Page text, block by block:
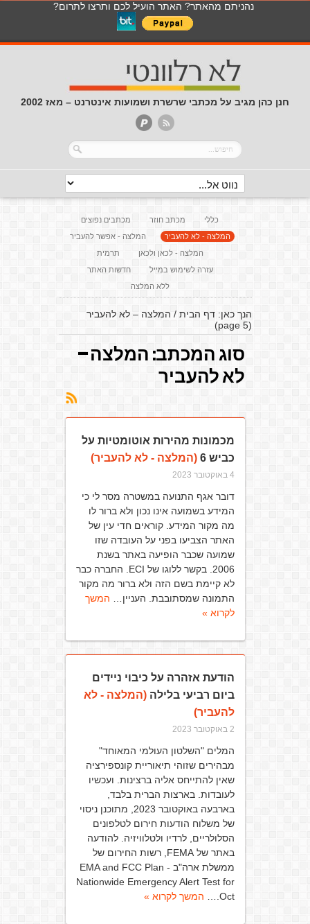
נהניתם מהאתר? האתר הועיל לכם ותרצו לתרום?
חנן כהן מגיב על מכתבי שרשרת ושמועות אינטרנט – מאז 2002
כללי מכתב חוזר
מכתבים נפוצים
המלצה - לא להעביר
המלצה - אפשר להעביר
המלצה - לכאן ולכאן
תרמית
עזרה לשימוש במייל
חדשות האתר
ללא המלצה
הנך כאן:דף הבית / המלצה – לא להעביר
(page 5)
סוג המכתב: המלצה –
לא להעביר
מכמונות מהירות אוטומטיות על
כביש 6
(המלצה - לא להעביר)
4 באוקטובר 2023
דובר אגף התנועה במשטרה מסר לי כי
המידע בשמועה אינו נכון ולא ברור לו
מה מקור המידע. קוראים חדי עין של
האתר הצביעו בפני על העובדה שזו
שמועה שכבר הופיעה באתר בשנת
2006. בקשר ללוגו של ECI. החברה כבר
לא קיימת בשם הזה ולא ברור מה מקור
התמונה שמסתובבת. העניין… המשך
לקרוא »
הודעת אזהרה על כיבוי ניידים
ביום רביעי בלילה(המלצה - לא
להעביר)
2 באוקטובר 2023
המלים "השלטון העולמי המאוחד"
מבהירים שזוהי תיאוריית קונספירציה
שאין להתייחס אליה ברצינות. ועכשיו
לעובדות. בארצות הברית בלבד,
בארבעה באוקטובר 2023, מתוכנן ניסוי
של משלוח הודעות חירום לטלפונים
הסלולריים, לרדיו ולטלוויזיה. להודעה
באתר של FEMA, רשות החירום של
ממשלת ארה"ב - EMA and FCC Plan
Nationwide Emergency Alert Test for
Oct.…
המשך לקרוא »